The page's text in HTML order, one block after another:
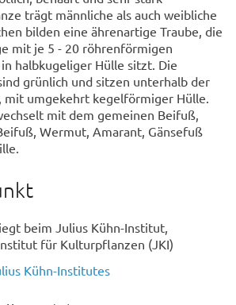
trägt männliche als auch weibliche
bilden eine ährenartige Traube, die
mit je 5 - 20 röhrenförmigen
halbkugeliger Hülle sitzt. Die
grünlich und sitzen unterhalb der
mit umgekehrt kegelförmiger Hülle.
mit dem gemeinen Beifuß,
Wermut, Amarant, Gänsefuß
beim Julius Kühn-Institut,
für Kulturpflanzen (JKI)
Kühn-Institutes